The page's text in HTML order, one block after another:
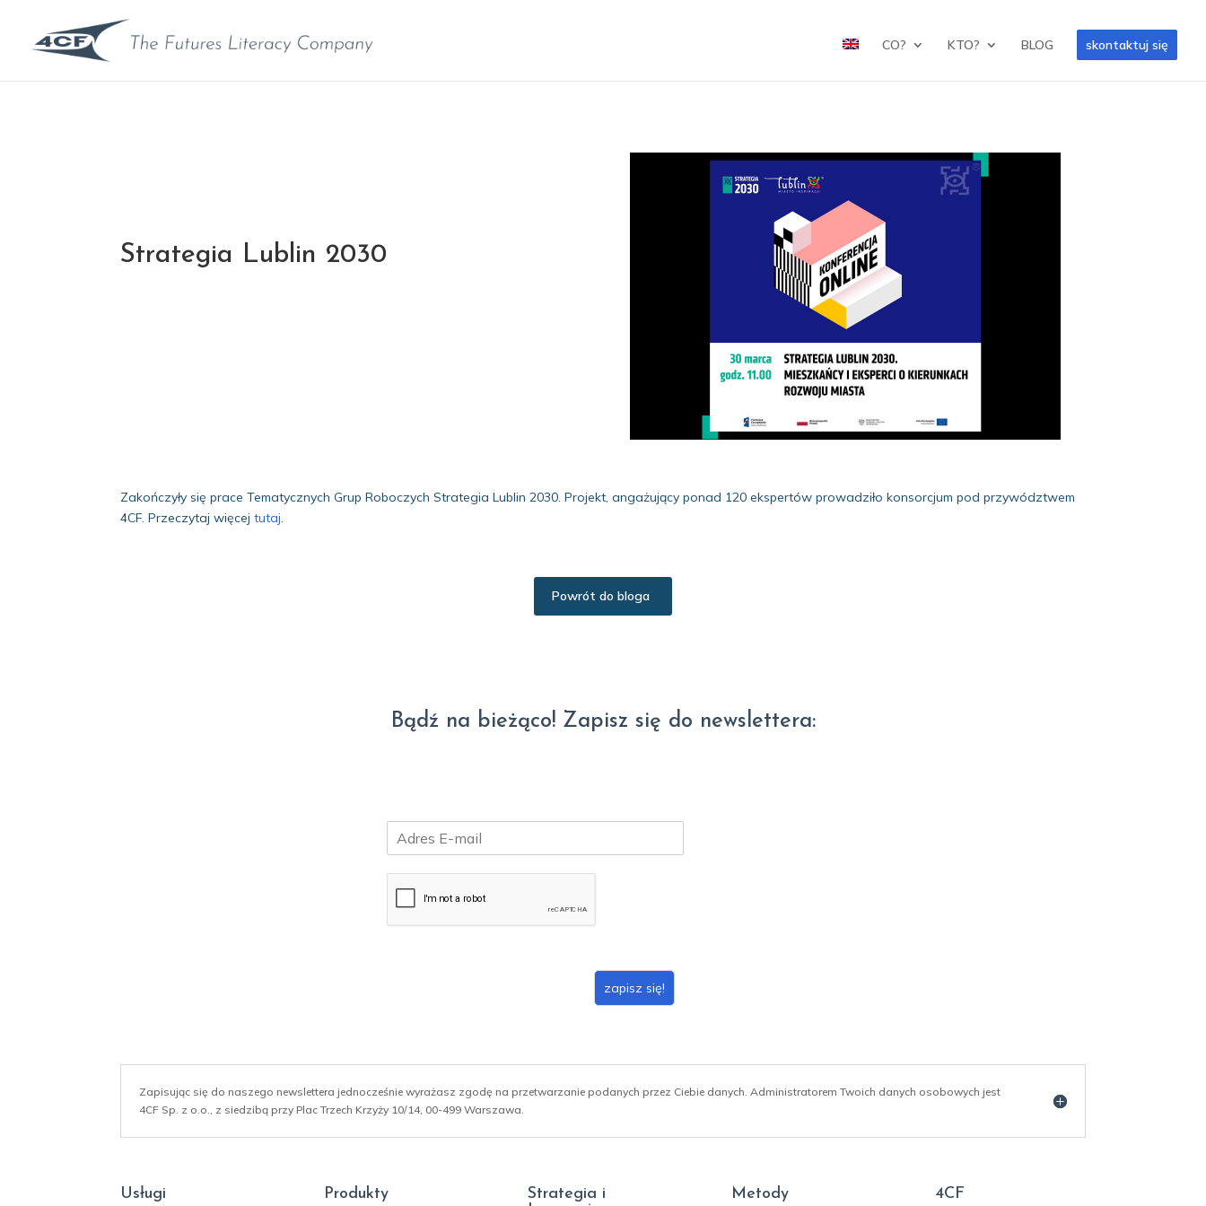
CO? KTO? BLOG skontaktuj się
Strategia Lublin 2030
Zakończyły się prace Tematycznych Grup Roboczych Strategia Lublin 2030. Projekt, angażujący ponad 120 ekspertów prowadziło konsorcjum pod przywództwem
4CF. Przeczytaj więcejtutaj.
Powrót do bloga
Bądź na bieżąco! Zapisz się do newslettera:
m
zapisz się!
Zapisując się do naszego newslettera jednocześnie wyrażasz zgodę na przetwarzanie podanych przez Ciebie danych. Administratorem Twoich danych osobowych jest
4CF Sp. z o.o., z siedzibą przy Plac Trzech Krzyży 10/14, 00-499 Warszawa.
Usługi Produkty
Strategia i
Metody 4CF